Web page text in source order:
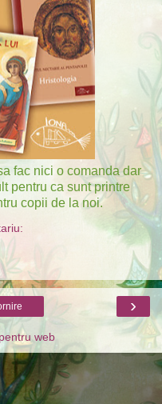
fac nici o comanda dar
pentru ca sunt printre
copii de la noi.
›
web